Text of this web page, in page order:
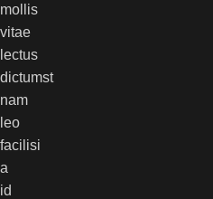
mollis
vitae
lectus
dictumst
nam
leo
facilisi
a
id